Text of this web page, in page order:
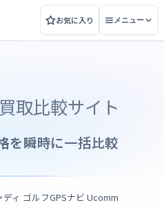
お気に入り メニュー
買取比較サイト
を瞬時に一括比較
ィ ゴルフGPSナビ Ucomm